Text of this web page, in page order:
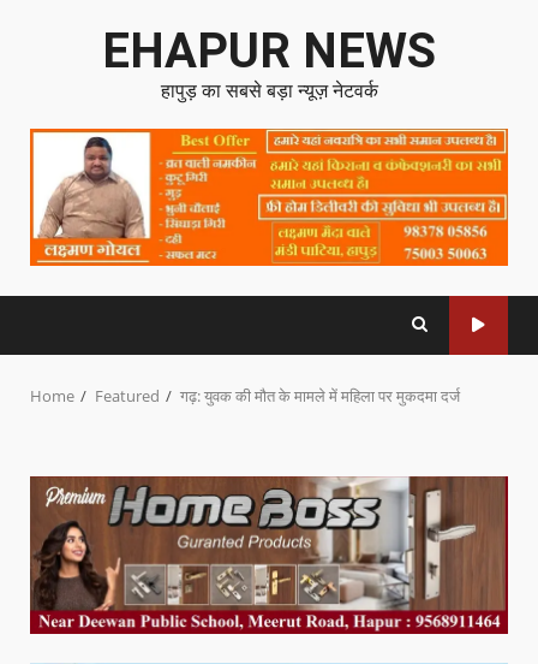
EHAPUR NEWS
हापुड़ का सबसे बड़ा न्यूज़ नेटवर्क
Home Featured गढ़: युवक की मौत के मामले में महिला पर मुकदमा दर्ज